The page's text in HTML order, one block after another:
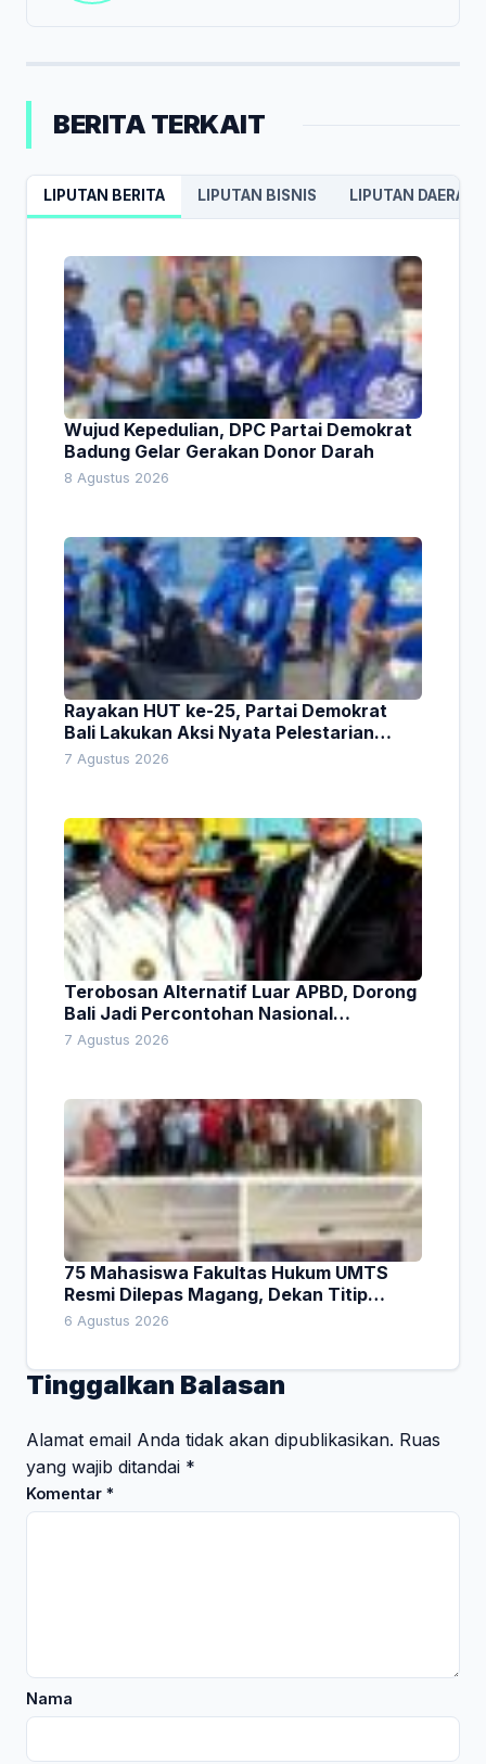
BERITA TERKAIT
LIPUTAN BERITA LIPUTAN BISNIS LIPUTAN DAERAH
Wujud Kepedulian, DPC Partai Demokrat
Badung Gelar Gerakan Donor Darah
8 Agustus 2026
Rayakan HUT ke-25, Partai Demokrat
Bali Lakukan Aksi Nyata Pelestarian
Lingkungan
7 Agustus 2026
Terobosan Alternatif Luar APBD, Dorong
Bali Jadi Percontohan Nasional
Pembiayaan Daerah
7 Agustus 2026
75 Mahasiswa Fakultas Hukum UMTS
Resmi Dilepas Magang, Dekan Titip
Empat Pesan Penting
6 Agustus 2026
Tinggalkan Balasan
Alamat email Anda tidak akan dipublikasikan. Ruas
yang wajib ditandai *
Komentar *
Nama